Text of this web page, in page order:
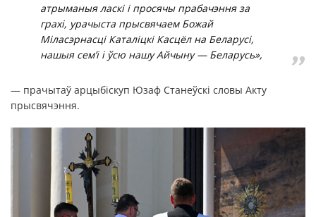
атрыманыя ласкі і просячы прабачэння за
грахі, урачыста прысвячаем Божай
Міласэрнасці Каталіцкі Касцёл на Беларусі,
нашыя сем’і і ўсю нашу Айчыну — Беларусь»,
— прачытаў арцыбіскуп Юзаф Станеўскі словы Акту
прысвячэння.